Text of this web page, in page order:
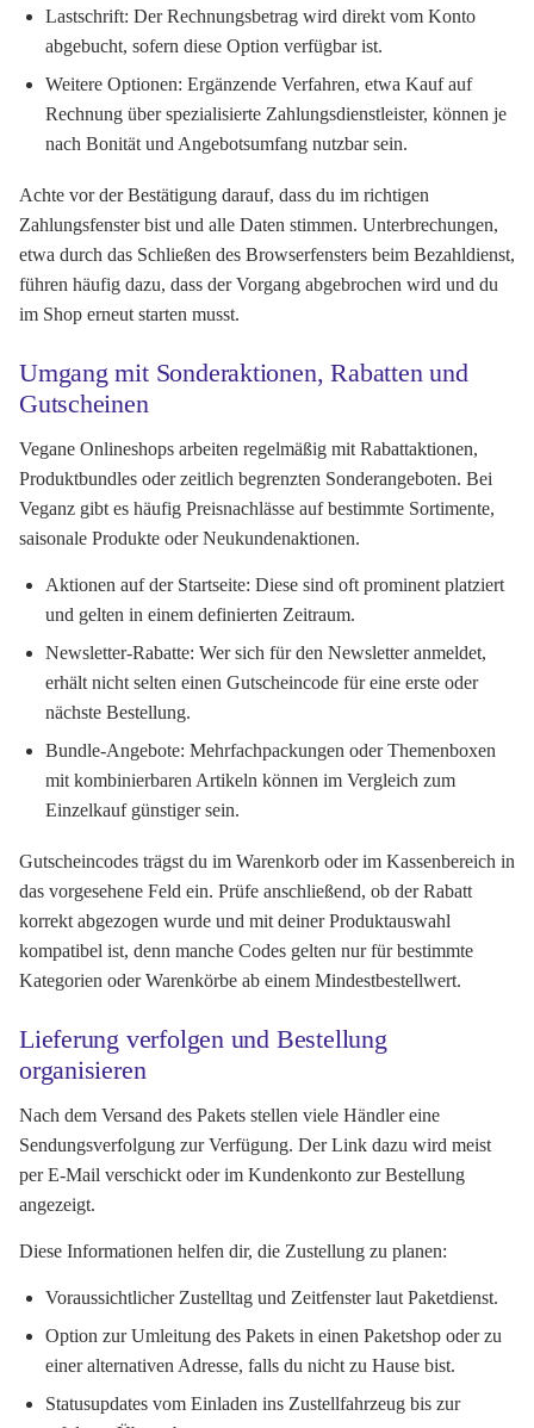
Lastschrift: Der Rechnungsbetrag wird direkt vom Konto
abgebucht, sofern diese Option verfügbar ist.
Weitere Optionen: Ergänzende Verfahren, etwa Kauf auf
Rechnung über spezialisierte Zahlungsdienstleister, können je
nach Bonität und Angebotsumfang nutzbar sein.
Achte vor der Bestätigung darauf, dass du im richtigen
Zahlungsfenster bist und alle Daten stimmen. Unterbrechungen,
etwa durch das Schließen des Browserfensters beim Bezahldienst,
führen häufig dazu, dass der Vorgang abgebrochen wird und du
im Shop erneut starten musst.
Umgang mit Sonderaktionen, Rabatten und
Gutscheinen
Vegane Onlineshops arbeiten regelmäßig mit Rabattaktionen,
Produktbundles oder zeitlich begrenzten Sonderangeboten. Bei
Veganz gibt es häufig Preisnachlässe auf bestimmte Sortimente,
saisonale Produkte oder Neukundenaktionen.
Aktionen auf der Startseite: Diese sind oft prominent platziert
und gelten in einem definierten Zeitraum.
Newsletter-Rabatte: Wer sich für den Newsletter anmeldet,
erhält nicht selten einen Gutscheincode für eine erste oder
nächste Bestellung.
Bundle-Angebote: Mehrfachpackungen oder Themenboxen
mit kombinierbaren Artikeln können im Vergleich zum
Einzelkauf günstiger sein.
Gutscheincodes trägst du im Warenkorb oder im Kassenbereich in
das vorgesehene Feld ein. Prüfe anschließend, ob der Rabatt
korrekt abgezogen wurde und mit deiner Produktauswahl
kompatibel ist, denn manche Codes gelten nur für bestimmte
Kategorien oder Warenkörbe ab einem Mindestbestellwert.
Lieferung verfolgen und Bestellung
organisieren
Nach dem Versand des Pakets stellen viele Händler eine
Sendungsverfolgung zur Verfügung. Der Link dazu wird meist
per E-Mail verschickt oder im Kundenkonto zur Bestellung
angezeigt.
Diese Informationen helfen dir, die Zustellung zu planen:
Voraussichtlicher Zustelltag und Zeitfenster laut Paketdienst.
Option zur Umleitung des Pakets in einen Paketshop oder zu
einer alternativen Adresse, falls du nicht zu Hause bist.
Statusupdates vom Einladen ins Zustellfahrzeug bis zur